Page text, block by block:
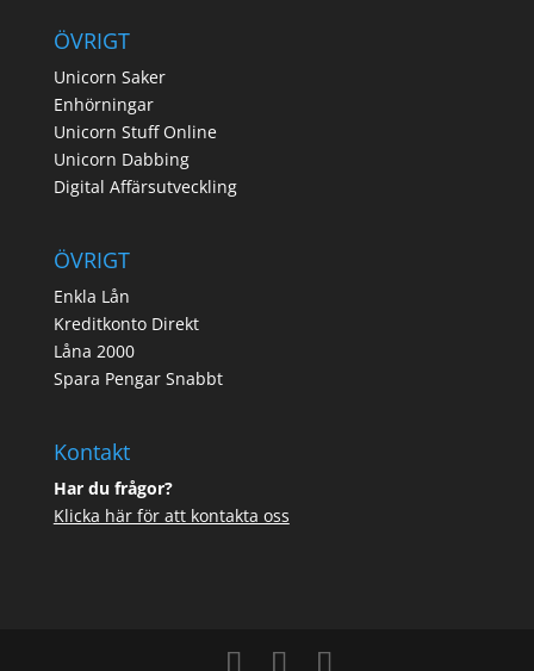
ÖVRIGT
Unicorn Saker
Enhörningar
Unicorn Stuff Online
Unicorn Dabbing
Digital Affärsutveckling
ÖVRIGT
Enkla Lån
Kreditkonto Direkt
Låna 2000
Spara Pengar Snabbt
Kontakt
Har du frågor?
Klicka här för att kontakta oss